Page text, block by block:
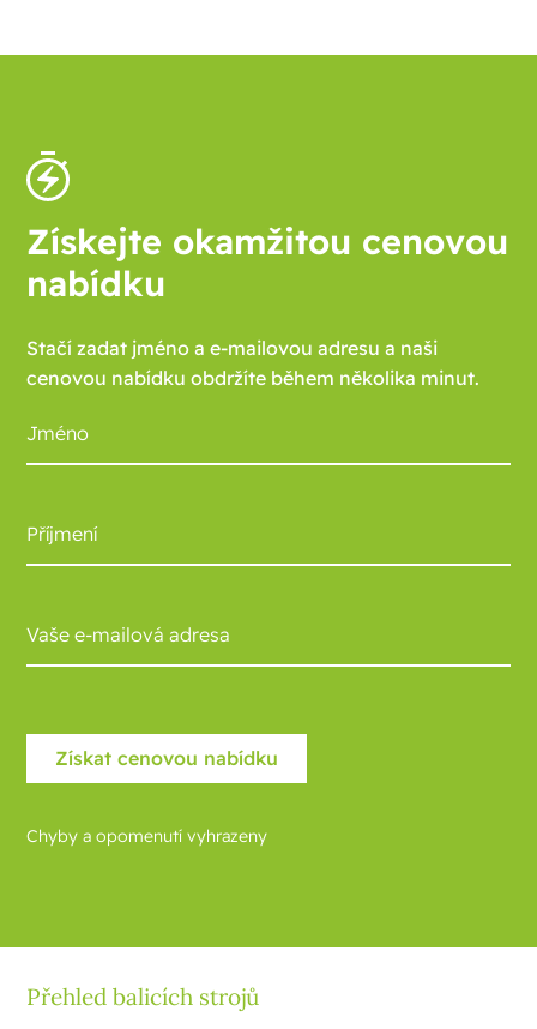
Získejte okamžitou cenovou
nabídku
Stačí zadat jméno a e-mailovou adresu a naši
cenovou nabídku obdržíte během několika minut.
Chyby a opomenutí vyhrazeny
Přehled balicích strojů